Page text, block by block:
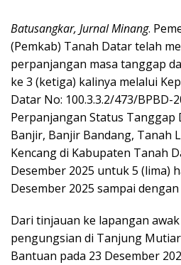
Batusangkar, Jurnal Minang.
(Pemkab) Tanah Datar telah
perpanjangan masa tanggap
ke 3 (ketiga) kalinya melalui
Datar No: 100.3.3.2/473/BPBD-
Perpanjangan Status Tanggap
Banjir, Banjir Bandang, Tanah
Kencang di Kabupaten Tanah
Desember 2025 untuk 5 (lima)
Desember 2025 sampai
Dari tinjauan ke lapangan
pengungsian di Tanjung
Bantuan pada 23 Desember